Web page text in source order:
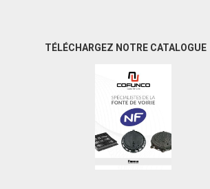
TÉLÉCHARGEZ NOTRE CATALOGUE